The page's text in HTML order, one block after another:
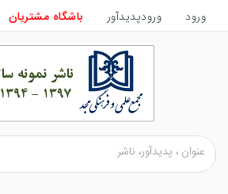
ورود ورودپدیدآور باشگاه مشتریان